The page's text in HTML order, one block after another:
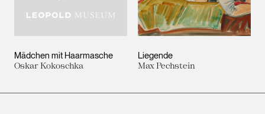
Mädchen mit Haarmasche
Oskar Kokoschka
Liegende
Max Pechstein